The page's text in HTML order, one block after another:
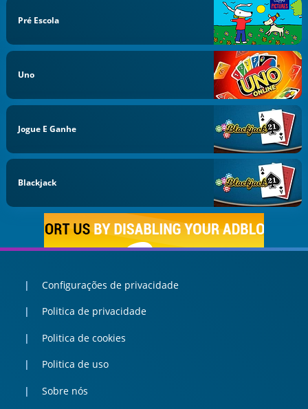
Pré Escola
Uno
Jogue E Ganhe
Blackjack
Configurações de privacidade
Politica de privacidade
Politica de cookies
Politica de uso
Sobre nós